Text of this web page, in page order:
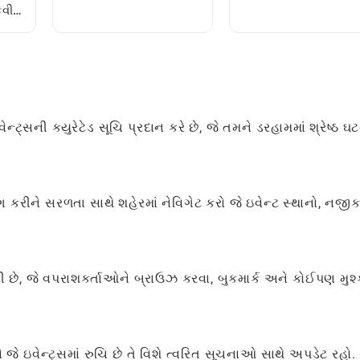
ક્યુરેટેડ સૂચિ પ્રદાન કરે છે, જે તમને ડરહામમાં શ્રેષ્ઠ
સરળતા સાથે શહેરમાં નેવિગેટ કરો જે ઇવેન્ટ સ્થાનો,
જે વપરાશકર્તાઓને બ્રાઉઝ કરવા, બુકમાર્ક અને કોઈપણ
જે ઇવેન્ટ્સમાં રુચિ છે તે વિશે ત્વરિત સૂચનાઓ સાથે અપડેટ રહો.